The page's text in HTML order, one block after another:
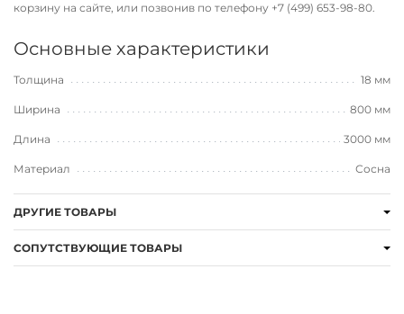
корзину на сайте, или позвонив по телефону +7 (499) 653-98-80.
Основные характеристики
Толщина 18 мм
Ширина 800 мм
Длина 3000 мм
Материал Сосна
ДРУГИЕ ТОВАРЫ
СОПУТСТВУЮЩИЕ ТОВАРЫ